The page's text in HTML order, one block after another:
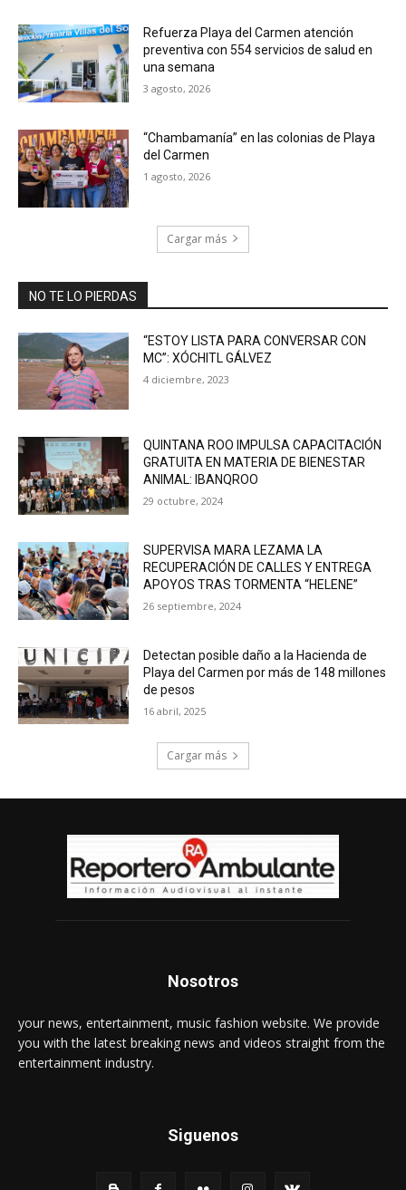
Refuerza Playa del Carmen atención
preventiva con 554 servicios de salud en
una semana
3 agosto, 2026
“Chambamanía” en las colonias de Playa
del Carmen
1 agosto, 2026
Cargar más
NO TE LO PIERDAS
“ESTOY LISTA PARA CONVERSAR CON
MC”: XÓCHITL GÁLVEZ
4 diciembre, 2023
QUINTANA ROO IMPULSA CAPACITACIÓN
GRATUITA EN MATERIA DE BIENESTAR
ANIMAL: IBANQROO
29 octubre, 2024
SUPERVISA MARA LEZAMA LA
RECUPERACIÓN DE CALLES Y ENTREGA
APOYOS TRAS TORMENTA “HELENE”
26 septiembre, 2024
Detectan posible daño a la Hacienda de
Playa del Carmen por más de 148 millones
de pesos
16 abril, 2025
Cargar más
Nosotros
your news, entertainment, music fashion website. We provide
you with the latest breaking news and videos straight from the
entertainment industry.
Siguenos